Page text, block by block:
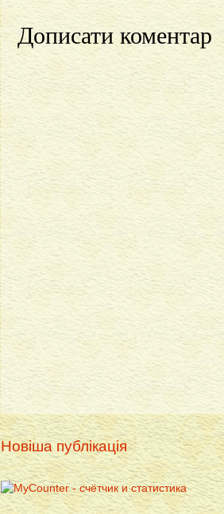
Дописати коментар
Новіша публікація